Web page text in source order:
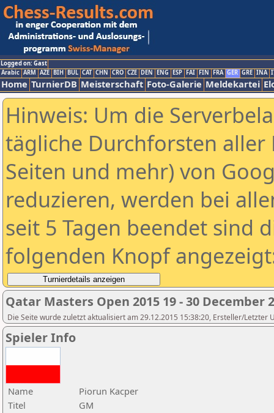
Logged on: Gast
Arabic ARM AZE BIH BUL CAT CHN CRO CZE DEN ENG ESP FAI FIN FRA GER GRE INA
Home TurnierDB Meisterschaft Foto-Galerie Meldekartei
Hinweis: Um die
tägliche Durchforsten aller
Seiten und mehr) von
reduzieren, werden bei
seit 5 Tagen beendet sind
folgenden Knopf
Qatar Masters Open 2015 19 - 30 December
Die Seite wurde zuletzt aktualisiert am 29.12.2015 15:38:20, Ersteller/Letzter
Spieler Info
Name
Piorun Kacper
Titel
GM